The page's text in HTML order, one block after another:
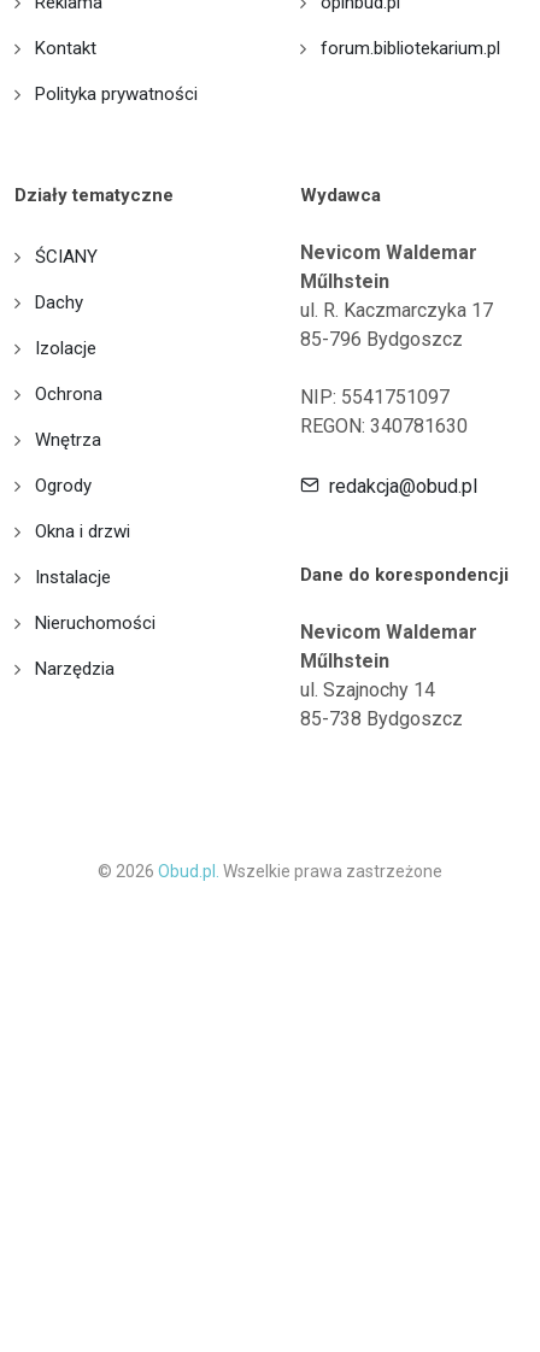
Kontakt
Polityka prywatności
forum.bibliotekarium.pl
Działy tematyczne
ŚCIANY
Dachy
Izolacje
Ochrona
Wnętrza
Ogrody
Okna i drzwi
Instalacje
Nieruchomości
Narzędzia
Wydawca
Nevicom Waldemar
Műlhstein
ul. R. Kaczmarczyka 17
85-796 Bydgoszcz
NIP: 5541751097
REGON: 340781630
redakcja@obud.pl
Dane do korespondencji
Nevicom Waldemar
Műlhstein
ul. Szajnochy 14
85-738 Bydgoszcz
© 2026 Obud.pl. Wszelkie prawa zastrzeżone